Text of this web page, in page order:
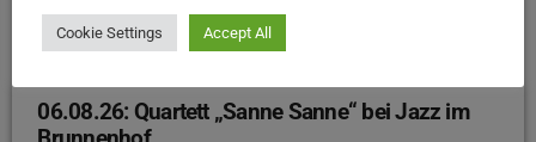
06.08.26: Quartett „Sanne Sanne“ bei Jazz im
Cookie Settings Accept All